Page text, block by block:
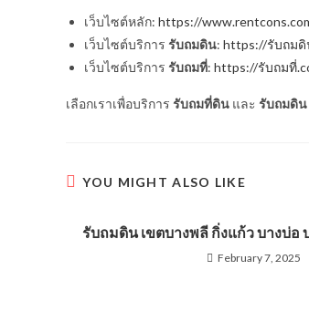
เว็บไซต์หลัก: https://
เว็บไซต์บริการ รับถมดิน: https://รับถมดิ
เว็บไซต์บริการ รับถมที่: https://รับถมที่
เลือกเราเพื่อบริการ รับถมที่ดิน และ รับถมดิน
YOU MIGHT ALSO LIKE
รับถมดิน เขตบางพลี กิ่งแก้ว บางบ่อ
February 7, 2025